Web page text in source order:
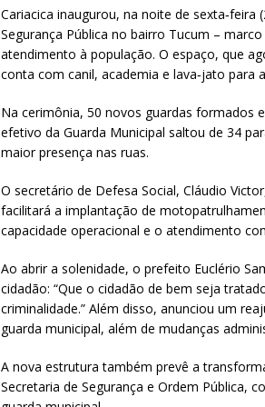
at
s
A
p
p
ai
l
ar
e
Cariacica inaugurou, na noite de
Segurança Pública no bairro Tucum –
atendimento à população. O espaço, que
conta com canil, academia e lava‑jato para
Na cerimônia, 50 novos guardas formados
efetivo da Guarda Municipal saltou de 34
maior presença nas ruas.
O secretário de Defesa Social, Cláudio
facilitará a implantação de
capacidade operacional e o atendimento
Ao abrir a solenidade, o prefeito Euclério
cidadão: “Que o cidadão de bem seja
criminalidade.” Além disso, anunciou um
guarda municipal, além de mudanças
A nova estrutura também prevê a
Secretaria de Segurança e Ordem Pública,